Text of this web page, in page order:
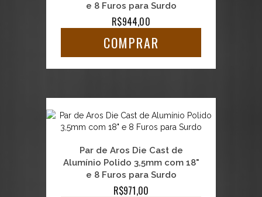
e 8 Furos para Surdo
R$944,00
COMPRAR
Par de Aros Die Cast de
Alumínio Polido 3,5mm com 18"
e 8 Furos para Surdo
R$971,00